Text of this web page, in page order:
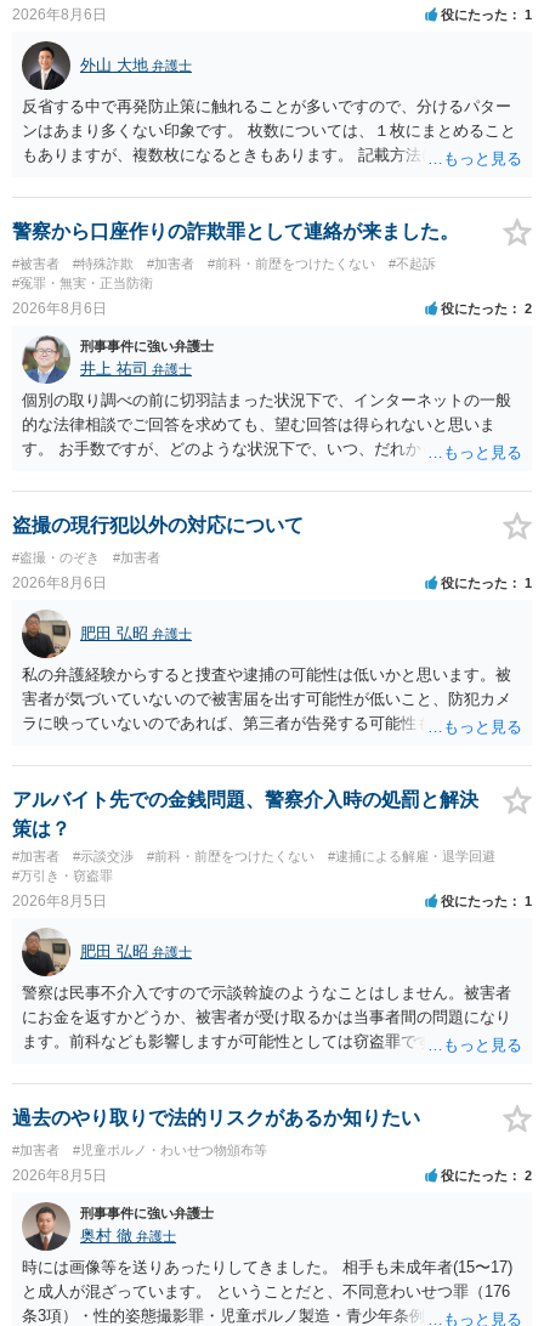
2026年8月6日 役にたった 1
外山 大地 弁護士
反省する中で再発防止策に触れることが多いですので、分けるパター
ンはあまり多くない印象です。 枚数については、１枚にまとめること
もありますが、複数枚になるときもあります。 記載方法については、
います。 したがいまして、いずれも良いかと考えます。
警察から口座作りの詐欺罪として連絡が来ました。
#被害者 #特殊詐欺 #加害者 #前科・前歴をつけたくない
#不起訴
#冤罪・無実・正当防衛
2026年8月6日 役にたった 2
刑事事件に強い弁護士
井上 祐司 弁護士
個別の取り調べの前に切羽詰まった状況下で、インターネットの一般
的な法律相談でご回答を求めても、望む回答は得られないと思いま
す。 お手数ですが、どのような状況下で、いつ、だれからどのような
の程度だと聞いているのかということについて、お近くで詳細な法律
相談を受けられたうえで対処方法を探された方がよいと思われます。
一般論でいえば、任意取り調べの場合、ＩＣレコーダーを持参して取
り調べ内容を録音することは必須だと考えます。
盗撮の現行犯以外の対応について
#盗撮・のぞき #加害者
2026年8月6日 役にたった 1
肥田 弘昭 弁護士
私の弁護経験からすると捜査や逮捕の可能性は低いかと思います。被
害者が気づいていないので被害届を出す可能性が低いこと、防犯カメ
ラに映っていないのであれば、第三者が告発する可能性も低いこと、
座る女性を盗撮(全体像写真1枚と5秒程度の動画)してしまいました。下
着や胸など強調したものではありません。」とありますが、少なくと
も捜査段階では性的姿態等撮影罪の被疑事実で逮捕勾留されるケース
が私の弁護経験では多くなった印象です（最終的には不起訴ないし各
都道府県の迷惑防止条例違反になることもあります）。2度としないこ
とをお勧めいたします。ご参考にしてください。
アルバイト先での金銭問題、警察介入時の処罰と解決
策は？
#加害者 #示談交渉 #前科・前歴をつけたくない
#逮捕による解雇・退学回避
#万引き・窃盗罪
2026年8月5日 役にたった 1
肥田 弘昭 弁護士
警察は民事不介入ですので示談斡旋のようなことはしません。被害者
にお金を返すかどうか、被害者が受け取るかは当事者間の問題になり
ます。前科なども影響しますが可能性としては窃盗罪ですので、逮捕
過去のやり取りで法的リスクがあるか知りたい
#加害者 #児童ポルノ・わいせつ物頒布等
2026年8月5日 役にたった 2
刑事事件に強い弁護士
奥村 徹 弁護士
時には画像等を送りあったりしてきました。 相手も未成年者(15〜17)
と成人が混ざっています。 ということだと、不同意わいせつ罪（176
条3項）・性的姿態撮影罪・児童ポルノ製造・青少年条例違反（わいせ